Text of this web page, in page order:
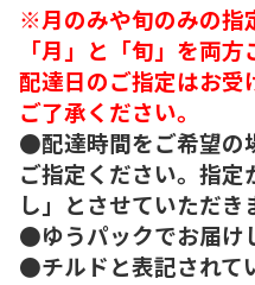
※月のみや旬のみの指
「月」と「旬」を両方
配達日のご指定はお受
ご了承ください。
●配達時間をご希望の
ご指定ください。指
し」とさせていただき
●ゆうパックでお届け
●チルドと表記されて